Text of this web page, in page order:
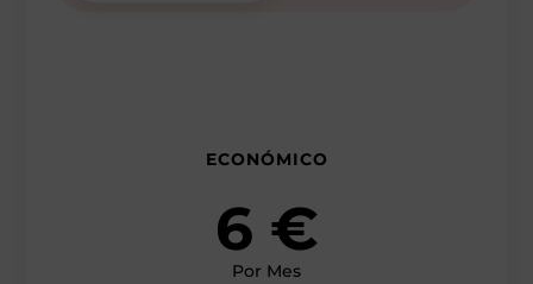
ECONÓMICO
6 €
Por Mes